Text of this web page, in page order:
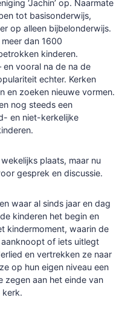
‘Jachin’ op. Naarmate
tot basisonderwijs,
op alleen bijbelonderwijs.
dan 1600
kinderen.
vooral na de na de
echter. Kerken
en zoeken nieuwe vormen.
nog steeds een
en niet-kerkelijke
plaats, maar nu
gesprek en discussie.
waar al sinds jaar en dag
kinderen het begin en
kindermoment, waarin de
of iets uitlegt
en vertrekken ze naar
op hun eigen niveau een
zegen aan het einde van
kerk.